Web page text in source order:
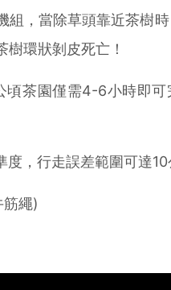
組，當除草頭靠近茶樹
環狀剝皮死亡！
頃茶園僅需4-6小時即可
，行走誤差範圍可達
繩)